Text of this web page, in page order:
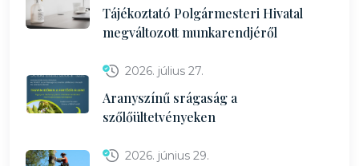
Tájékoztató Polgármesteri Hivatal
megváltozott munkarendjéről
2026. július 27.
Aranyszínű srágaság a
szőlőültetvényeken
2026. június 29.